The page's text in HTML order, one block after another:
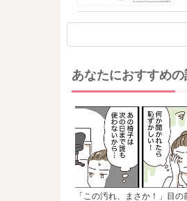
あなたにおすすめ
「この汚れ、まさか！」目の